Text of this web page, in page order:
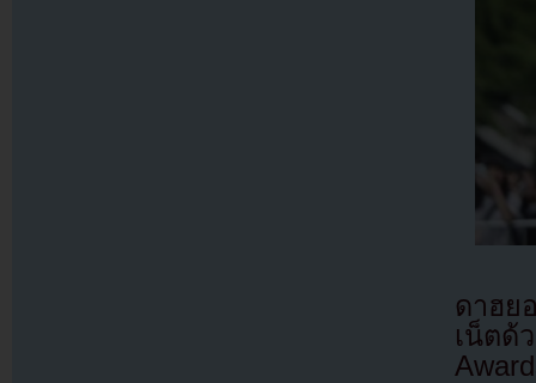
ดาฮย
เน็ตด้